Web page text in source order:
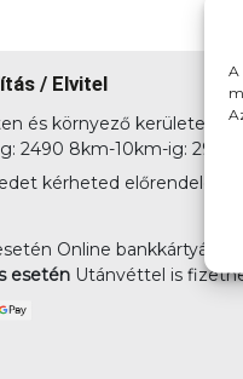
A
/ Elvitel
és környező
2490 8km-10km-ig: 2990
kérheted
Online bankkártyával,
esetén Utánvéttel is